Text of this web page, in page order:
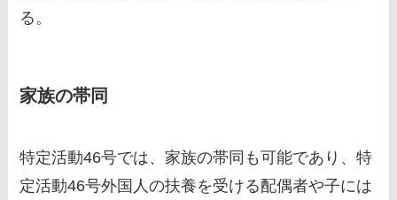
る。
家族の帯同
特定活動46号では、家族の帯同も可能であり、特
定活動46号外国人の扶養を受ける配偶者や子には